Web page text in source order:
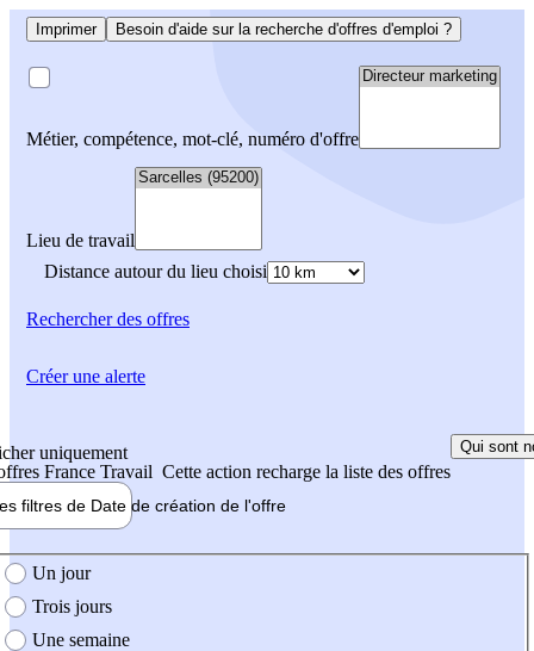
Imprimer Besoin d'aide sur la recherche d'offres d'emploi ?
Métier, compétence, mot-clé, numéro d'offre
Lieu de travail
Distance autour du lieu choisi
Rechercherdes offres
uniquement
France Travail Cette action recharge la liste des offres
Qui sont
filtres de Date de création de l'offre
création de l'offre
Un jour
Trois jours
Une semaine
Créer une alerte